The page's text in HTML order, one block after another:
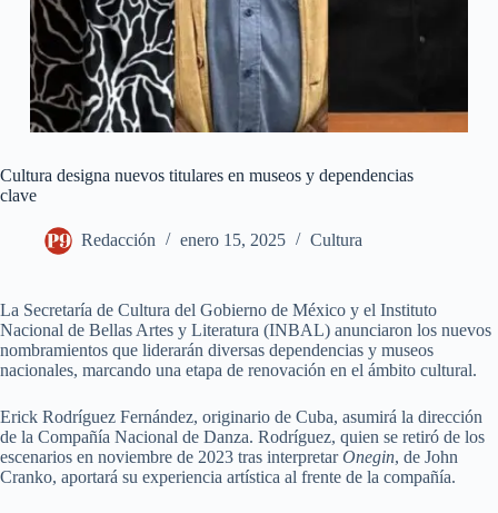
Cultura designa nuevos titulares en museos y dependencias
clave
Redacción enero 15, 2025 Cultura
La Secretaría de Cultura del Gobierno de México y el Instituto
Nacional de Bellas Artes y Literatura (INBAL) anunciaron los nuevos
nombramientos que liderarán diversas dependencias y museos
nacionales, marcando una etapa de renovación en el ámbito cultural.
Erick Rodríguez Fernández, originario de Cuba, asumirá la dirección
de la Compañía Nacional de Danza. Rodríguez, quien se retiró de los
escenarios en noviembre de 2023 tras interpretarOnegin, de John
Cranko, aportará su experiencia artística al frente de la compañía.